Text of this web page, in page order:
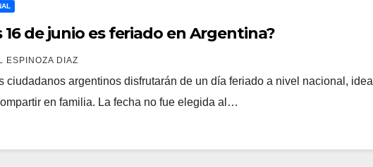
16 de junio es feriado en Argentina?
ESPINOZA DIAZ
ciudadanos argentinos disfrutarán de un día feriado a nivel nacional, ideal
en familia. La fecha no fue elegida al…